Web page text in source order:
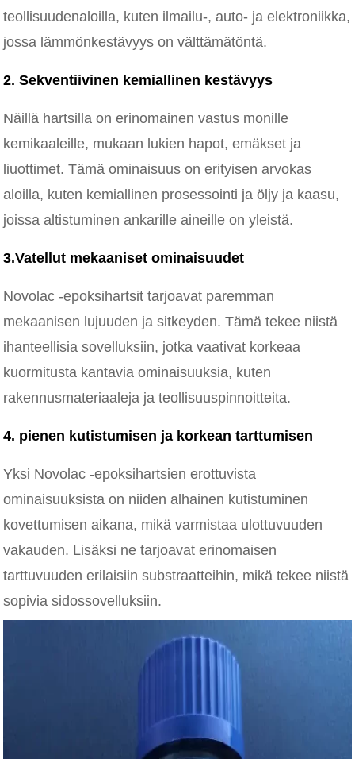
teollisuudenaloilla, kuten ilmailu-, auto- ja elektroniikka,
jossa lämmönkestävyys on välttämätöntä.
2. Sekventiivinen kemiallinen kestävyys
Näillä hartsilla on erinomainen vastus monille
kemikaaleille, mukaan lukien hapot, emäkset ja
liuottimet. Tämä ominaisuus on erityisen arvokas
aloilla, kuten kemiallinen prosessointi ja öljy ja kaasu,
joissa altistuminen ankarille aineille on yleistä.
3.Vatellut mekaaniset ominaisuudet
Novolac -epoksihartsit tarjoavat paremman
mekaanisen lujuuden ja sitkeyden. Tämä tekee niistä
ihanteellisia sovelluksiin, jotka vaativat korkeaa
kuormitusta kantavia ominaisuuksia, kuten
rakennusmateriaaleja ja teollisuuspinnoitteita.
4. pienen kutistumisen ja korkean tarttumisen
Yksi Novolac -epoksihartsien erottuvista
ominaisuuksista on niiden alhainen kutistuminen
kovettumisen aikana, mikä varmistaa ulottuvuuden
vakauden. Lisäksi ne tarjoavat erinomaisen
tarttuvuuden erilaisiin substraatteihin, mikä tekee niistä
sopivia sidossovelluksiin.